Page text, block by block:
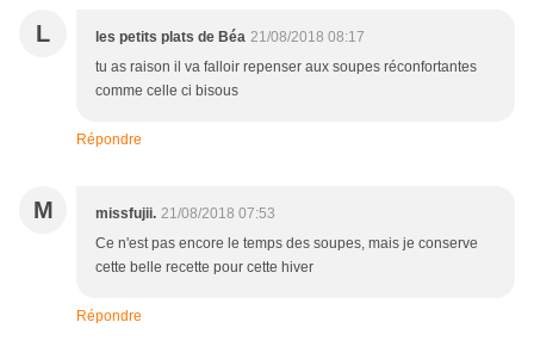
L les petits plats de Béa 21/08/2018 08:17
tu as raison il va falloir repenser aux soupes réconfortantes
comme celle ci bisous
Répondre
M missfujii. 21/08/2018 07:53
Ce n'est pas encore le temps des soupes, mais je conserve
cette belle recette pour cette hiver
Répondre